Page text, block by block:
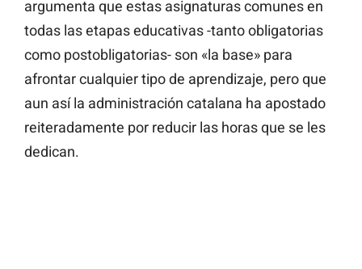
argumenta que estas asignaturas comunes en
todas las etapas educativas -tanto obligatorias
como postobligatorias- son «la base» para
afrontar cualquier tipo de aprendizaje, pero que
aun así la administración catalana ha apostado
reiteradamente por reducir las horas que se les
dedican.